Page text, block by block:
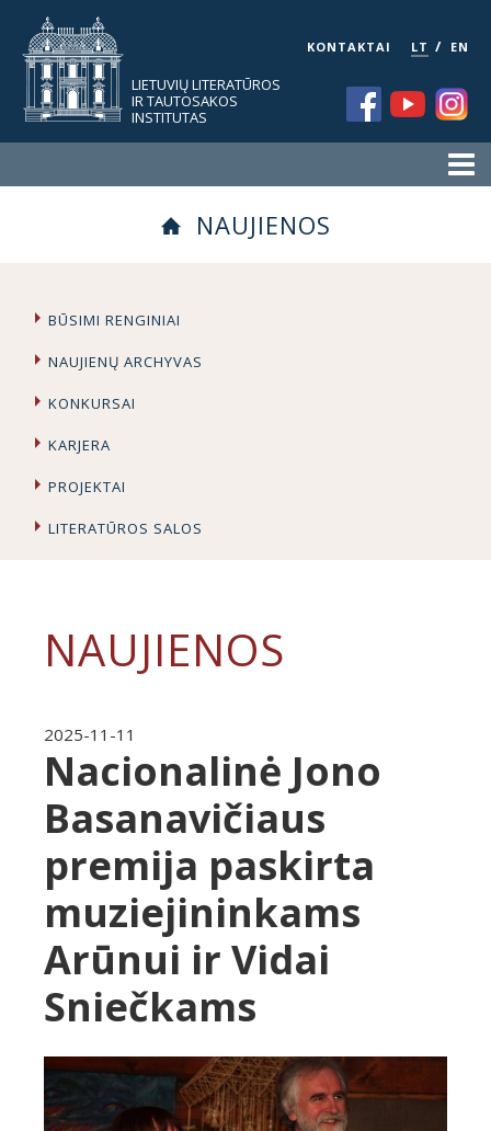
LIETUVIŲ LITERATŪROS
IR TAUTOSAKOS
INSTITUTAS
KONTAKTAI LT / EN
NAUJIENOS
BŪSIMI RENGINIAI
NAUJIENŲ ARCHYVAS
KONKURSAI
KARJERA
PROJEKTAI
LITERATŪROS SALOS
NAUJIENOS
2025-11-11
Nacionalinė Jono
Basanavičiaus
premija paskirta
muziejininkams
Arūnui ir Vidai
Sniečkams